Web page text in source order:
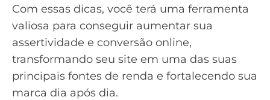
Com essas dicas, você terá uma ferramenta
valiosa para conseguir aumentar sua
assertividade e conversão online,
transformando seu site em uma das suas
principais fontes de renda e fortalecendo sua
marca dia após dia.